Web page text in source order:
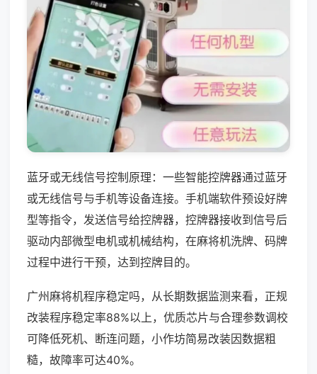
蓝牙或无线信号控制原理：一些智能控牌器通过蓝牙
或无线信号与手机等设备连接。手机端软件预设好牌
型等指令，发送信号给控牌器，控牌器接收到信号后
驱动内部微型电机或机械结构，在麻将机洗牌、码牌
过程中进行干预，达到控牌目的。
广州麻将机程序稳定吗，从长期数据监测来看，正规
改装程序稳定率88%以上，优质芯片与合理参数调校
可降低死机、断连问题，小作坊简易改装因数据粗
糙，故障率可达40%。